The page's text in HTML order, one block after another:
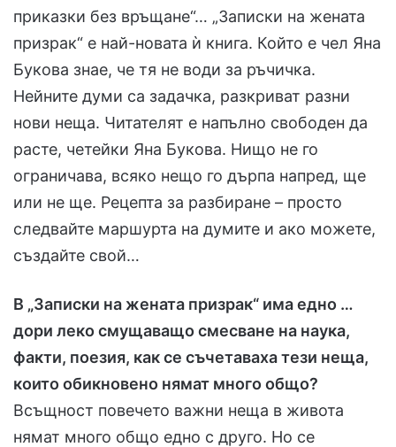
приказки без връщане“… „Записки на жената
призрак“ е най-новата ѝ книга. Който е чел Яна
Букова знае, че тя не води за ръчичка.
Нейните думи са задачка, разкриват разни
нови неща. Читателят е напълно свободен да
расте, четейки Яна Букова. Нищо не го
ограничава, всяко нещо го дърпа напред, ще
или не ще. Рецепта за разбиране – просто
следвайте маршурта на думите и ако можете,
създайте свой…
В „Записки на жената призрак“ има едно …
дори леко смущаващо смесване на наука,
факти, поезия, как се съчетаваха тези неща,
които обикновено нямат много общо?
Всъщност повечето важни неща в живота
нямат много общо едно с друго. Но се